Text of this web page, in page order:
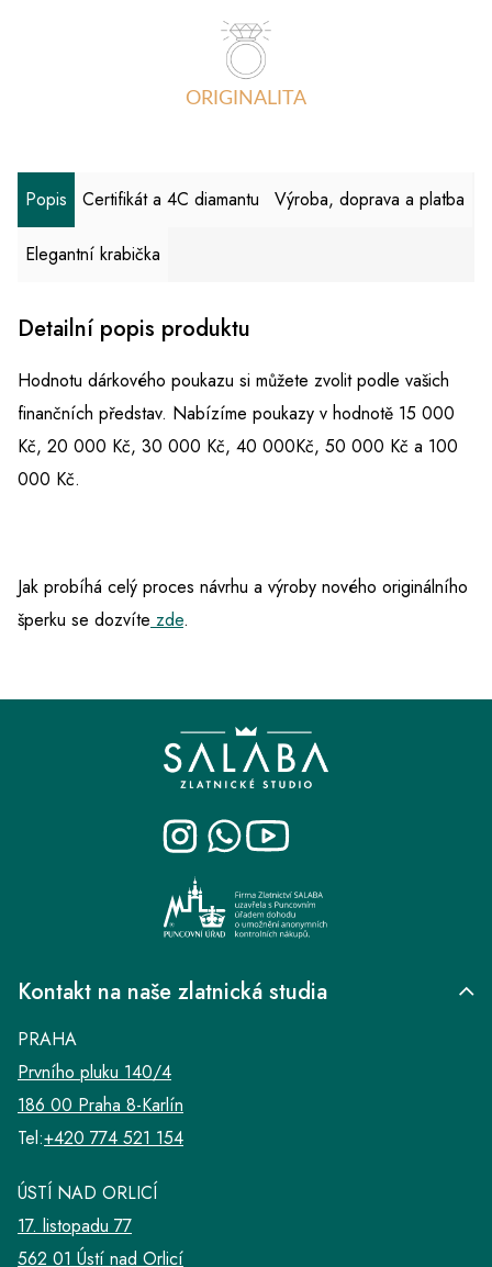
ORIGINALITA
Popis Certifikát a 4C diamantu Výroba, doprava a platba
Elegantní krabička
Detailní popis produktu
Hodnotu dárkového poukazu si můžete zvolit podle vašich
finančních představ. Nabízíme poukazy v hodnotě 15 000
Kč, 20 000 Kč, 30 000 Kč, 40 000Kč, 50 000 Kč a 100
000 Kč.
Jak probíhá celý proces návrhu a výroby nového originálního
šperku se dozvíte zde.
Kontakt na naše zlatnická studia
PRAHA
Prvního pluku 140/4
186 00 Praha 8-Karlín
Tel:+420 774 521 154
ÚSTÍ NAD ORLICÍ
17. listopadu 77
562 01 Ústí nad Orlicí